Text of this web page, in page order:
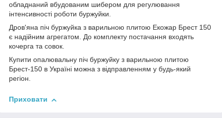
обладнаний вбудованим шибером для регулювання
інтенсивності роботи буржуйки.
Дров'яна піч буржуйка з варильною плитою Екожар Брест 150
є надійним агрегатом. До комплекту постачання входять
кочерга та совок.
Купити опалювальну піч буржуйку з варильною плитою
Брест-150 в Україні можна з відправленням у будь-який
регіон.
Приховати